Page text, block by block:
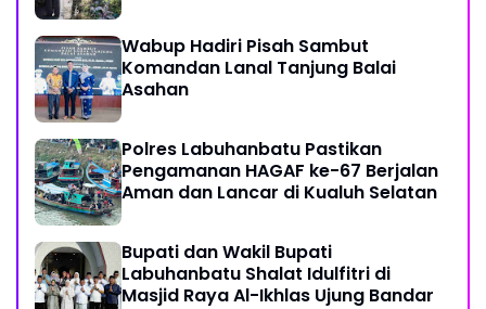
Wabup Hadiri Pisah Sambut
Komandan Lanal Tanjung Balai
Asahan
Polres Labuhanbatu Pastikan
Pengamanan HAGAF ke-67 Berjalan
Aman dan Lancar di Kualuh Selatan
Bupati dan Wakil Bupati
Labuhanbatu Shalat Idulfitri di
Masjid Raya Al-Ikhlas Ujung Bandar